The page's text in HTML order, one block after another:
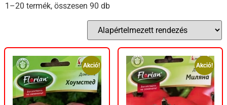
1–20 termék, összesen 90 db
Akció! Akció!